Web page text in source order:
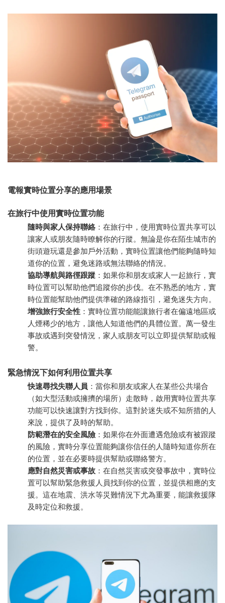
電報實時位置分享的應用場景
在旅行中使用實時位置功能
隨時與家人保持聯絡：在旅行中，使用實時位置共享可以
讓家人或朋友隨時瞭解你的行蹤。無論是你在陌生城市的
街頭遊玩還是參加戶外活動，實時位置讓他們能夠隨時知
道你的位置，避免迷路或無法聯絡的情況。
協助導航與路徑跟蹤 ：如果你和朋友或家人一起旅行，實
時位置可以幫助他們追蹤你的步伐。在不熟悉的地方，實
時位置能幫助他們提供準確的路線指引，避免迷失方向。
增強旅行安全性 ：實時位置功能能讓旅行者在偏遠地區或
人煙稀少的地方，讓他人知道他們的具體位置。萬一發生
事故或遇到突發情況，家人或朋友可以立即提供幫助或報
警。
緊急情況下如何利用位置共享
快速尋找失聯人員 ：當你和朋友或家人在某些公共場合
（如大型活動或擁擠的場所）走散時，啟用實時位置共享
功能可以快速讓對方找到你。這對於迷失或不知所措的人
來說，提供了及時的幫助。
防範潛在的安全風險：如果你在外面遭遇危險或有被跟蹤
的風險，實時分享位置能夠讓你信任的人隨時知道你所在
的位置，並在必要時提供幫助或聯絡警方。
應對自然災害或事故 ：在自然災害或突發事故中，實時位
置可以幫助緊急救援人員找到你的位置，並提供相應的支
援。這在地震、洪水等災難情況下尤為重要，能讓救援隊
及時定位和救援。